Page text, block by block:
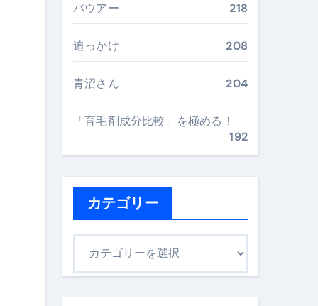
する新しいサプリ体験
全ガイドブック
目的別に失敗しない
クリスト（高齢者にも）
散り対策の選び方
に“満足度MAX”で食べるコツ
バウアー 218
追っかけ 208
青沼さん 204
「育毛剤成分比較」を極める！
192
カテゴリー